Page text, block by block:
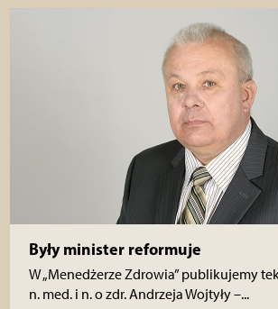
Były minister reformuje
W „Menedżerze Zdrowia” publikujemy
n. med. i n. o zdr. Andrzeja Wojtyły –...